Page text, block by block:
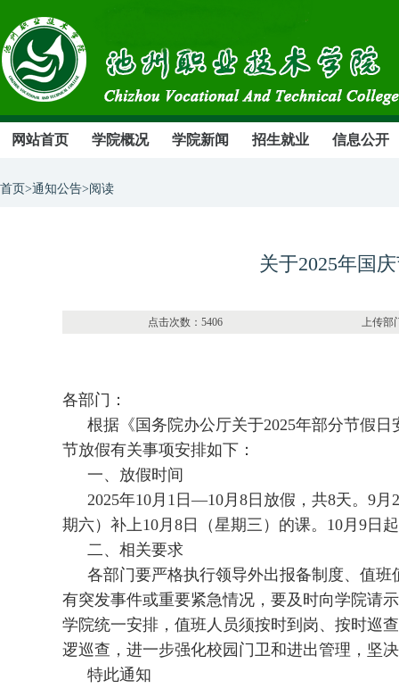
网站首页 学院概况 学院新闻 招生就业 信息公开
首页>通知公告>阅读
关于2025年国
点击次数：5406 上传部门：
各部门：
根据《国务院办公厅关于2025年部分节假
节放假有关事项安排如下：
一、放假时间
2025年10月1日—10月8日放假，共8天。9
期六）补上10月8日（星期三）的课。10月9日
二、相关要求
各部门要严格执行领导外出报备制度、值
有突发事件或重要紧急情况，要及时向学院请
学院统一安排，值班人员须按时到岗、按时巡
逻巡查，进一步强化校园门卫和进出管理，坚
特此通知